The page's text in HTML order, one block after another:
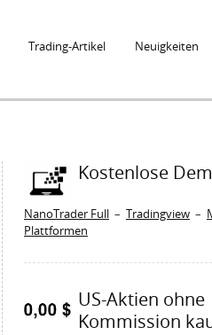
Trading-Artikel Neuigkeiten
Kostenlose
NanoTrader Full – Tradingview –
Plattformen
US-Aktien ohne
Kommission